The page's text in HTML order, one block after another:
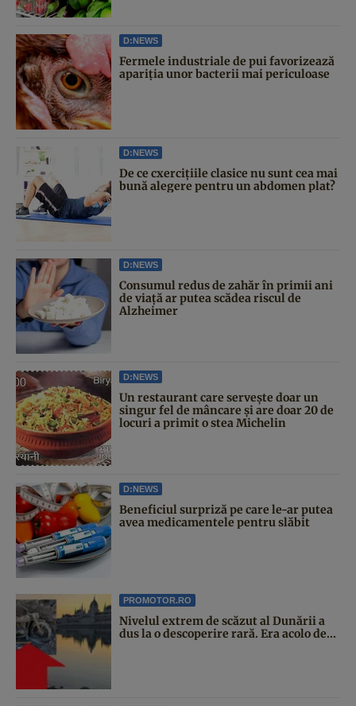
D:NEWS
Fermele industriale de pui favorizează
apariția unor bacterii mai periculoase
D:NEWS
De ce cxercițiile clasice nu sunt cea mai
bună alegere pentru un abdomen plat?
D:NEWS
Consumul redus de zahăr în primii ani
de viață ar putea scădea riscul de
Alzheimer
D:NEWS
Un restaurant care servește doar un
singur fel de mâncare și are doar 20 de
locuri a primit o stea Michelin
D:NEWS
Beneficiul surpriză pe care le-ar putea
avea medicamentele pentru slăbit
PROMOTOR.RO
Nivelul extrem de scăzut al Dunării a
dus la o descoperire rară. Era acolo de...